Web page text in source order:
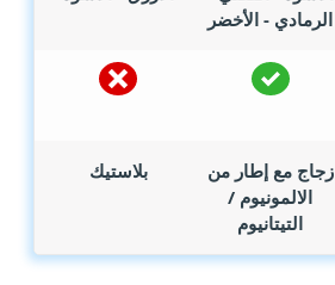
الرمادي - الأخضر
زجاج مع إطار من
الالمونيوم /
التيتانيوم
بلاستيك